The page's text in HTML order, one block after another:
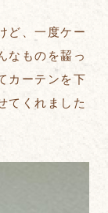
ど、一度ケー
なものを齧っ
カーテンを下
てくれました